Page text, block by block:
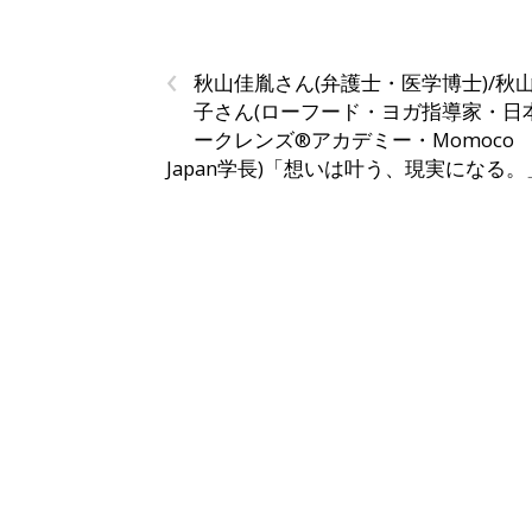
‹
秋山佳胤さん(弁護士・医学博士)/秋
子さん(ローフード・ヨガ指導家・日
ークレンズ®︎アカデミー・Momoco
Japan学長)「想いは叶う、現実になる。